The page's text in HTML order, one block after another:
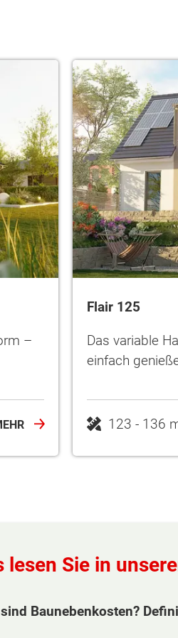
–
Flair 125
Das variable
einfach
123 - 136
lesen Sie in
Baunebenkosten?
möchten Sie